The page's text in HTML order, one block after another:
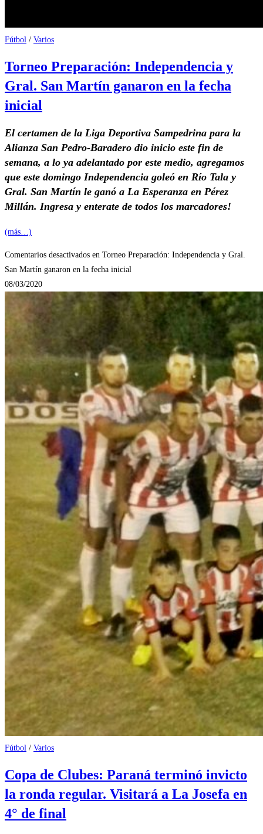
Fútbol / Varios
Torneo Preparación: Independencia y
Gral. San Martín ganaron en la fecha
inicial
El certamen de la Liga Deportiva Sampedrina para la
Alianza San Pedro-Baradero dio inicio este fin de
semana, a lo ya adelantado por este medio, agregamos
que este domingo Independencia goleó en Río Tala y
Gral. San Martín le ganó a La Esperanza en Pérez
Millán. Ingresa y enterate de todos los marcadores!
(más…)
Comentarios desactivados en Torneo Preparación: Independencia y Gral.
San Martín ganaron en la fecha inicial
08/03/2020
Fútbol / Varios
Copa de Clubes: Paraná terminó invicto
la ronda regular. Visitará a La Josefa en
4° de final